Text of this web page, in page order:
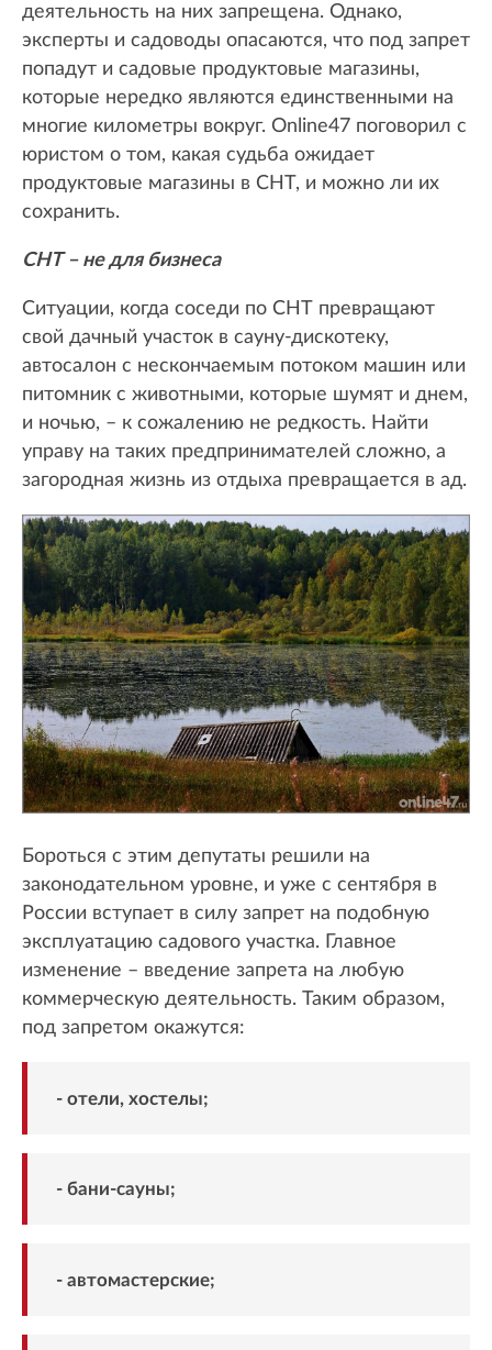
деятельность на них запрещена. Однако,
эксперты и садоводы опасаются, что под запрет
попадут и садовые продуктовые магазины,
которые нередко являются единственными на
многие километры вокруг. Online47 поговорил с
юристом о том, какая судьба ожидает
продуктовые магазины в СНТ, и можно ли их
сохранить.
СНТ – не для бизнеса
Ситуации, когда соседи по СНТ превращают
свой дачный участок в сауну-дискотеку,
автосалон с нескончаемым потоком машин или
питомник с животными, которые шумят и днем,
и ночью, – к сожалению не редкость. Найти
управу на таких предпринимателей сложно, а
загородная жизнь из отдыха превращается в ад.
Бороться с этим депутаты решили на
законодательном уровне, и уже с сентября в
России вступает в силу запрет на подобную
эксплуатацию садового участка. Главное
изменение – введение запрета на любую
коммерческую деятельность. Таким образом,
под запретом окажутся:
- отели, хостелы;
- бани-сауны;
- автомастерские;